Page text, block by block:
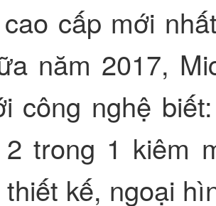
cấp mới
năm 2017,
công nghệ
trong 1 kiêm
kế, ngoại